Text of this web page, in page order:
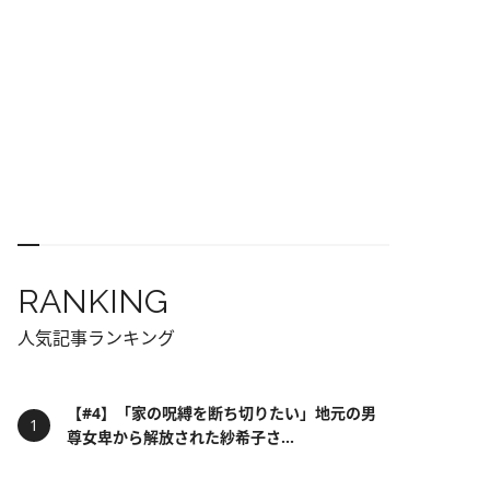
RANKING
人気記事ランキング
【#4】「家の呪縛を断ち切りたい」地元の男
尊女卑から解放された紗希子さ...